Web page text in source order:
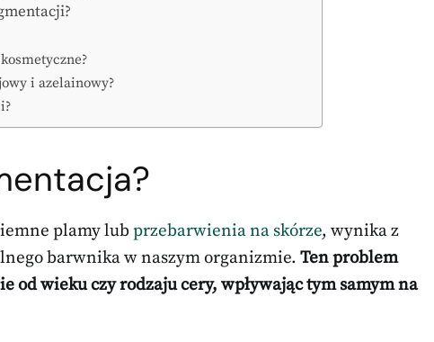
i azelainowy?
plamy lub przebarwienia na skórze, wynika z
barwnika w naszym organizmie. Ten problem
od wieku czy rodzaju cery, wpływając tym samym na